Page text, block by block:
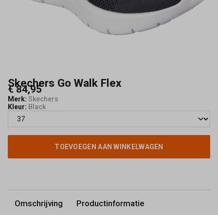
Skechers Go Walk Flex
€ 84,95
Merk: Skechers
Kleur: Black
TOEVOEGEN AAN WINKELWAGEN
Omschrijving Productinformatie